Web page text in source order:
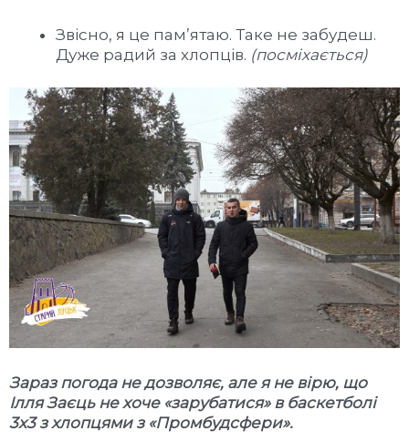
Звісно, я це пам’ятаю. Таке не забудеш.
Дуже радий за хлопців. (посміхається)
Зараз погода не дозволяє, але я не вірю, що
Ілля Заєць не хоче «зарубатися» в баскетболі
3х3 з хлопцями з «Промбудсфери».